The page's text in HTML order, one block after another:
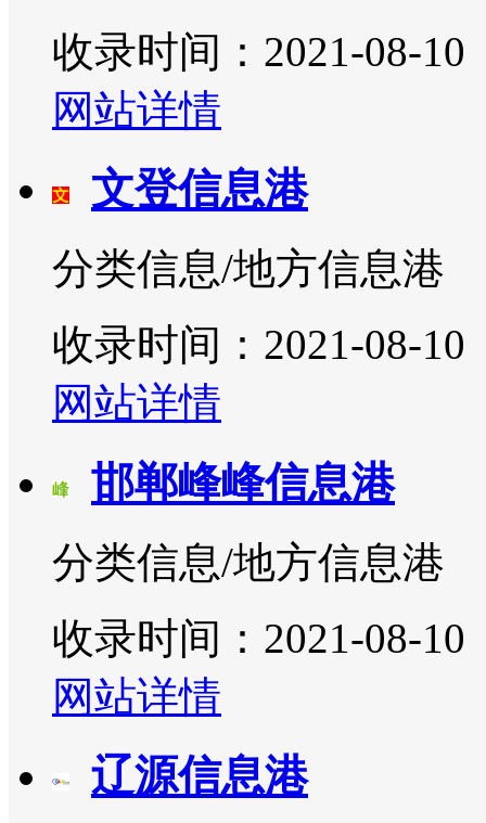
收录时间：2021-08-10
网站详情
文登信息港
分类信息/地方信息港
收录时间：2021-08-10
网站详情
邯郸峰峰信息港
分类信息/地方信息港
收录时间：2021-08-10
网站详情
辽源信息港